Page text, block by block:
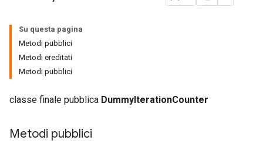
Su questa pagina
Metodi pubblici
Metodi ereditati
Metodi pubblici
classe finale pubblica DummyIterationCounter
Metodi pubblici